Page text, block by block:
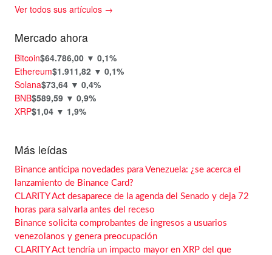
Ver todos sus artículos →
Mercado ahora
Bitcoin$64.786,00 ▼ 0,1%
Ethereum$1.911,82 ▼ 0,1%
Solana$73,64 ▼ 0,4%
BNB$589,59 ▼ 0,9%
XRP$1,04 ▼ 1,9%
Más leídas
Binance anticipa novedades para Venezuela: ¿se acerca el
lanzamiento de Binance Card?
CLARITY Act desaparece de la agenda del Senado y deja 72
horas para salvarla antes del receso
Binance solicita comprobantes de ingresos a usuarios
venezolanos y genera preocupación
CLARITY Act tendría un impacto mayor en XRP del que